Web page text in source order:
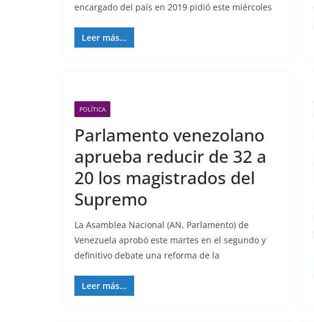
encargado del país en 2019 pidió este miércoles
Leer más...
POLÍTICA
Parlamento venezolano
aprueba reducir de 32 a
20 los magistrados del
Supremo
La Asamblea Nacional (AN, Parlamento) de
Venezuela aprobó este martes en el segundo y
definitivo debate una reforma de la
Leer más...